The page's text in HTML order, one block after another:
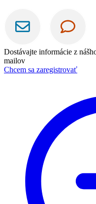
Dostávajte informácie z
mailov
Chcem sa zaregistrovať